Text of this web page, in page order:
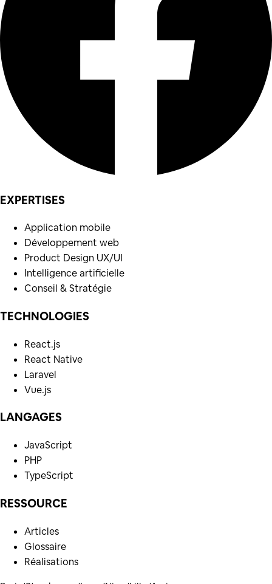
EXPERTISES
Application mobile
Développement web
Product Design UX/UI
Intelligence artificielle
Conseil & Stratégie
TECHNOLOGIES
React.js
React Native
Laravel
Vue.js
LANGAGES
JavaScript
PHP
TypeScript
RESSOURCE
Articles
Glossaire
Réalisations